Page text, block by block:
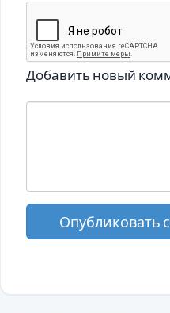
Добавить новый
Опубликовать